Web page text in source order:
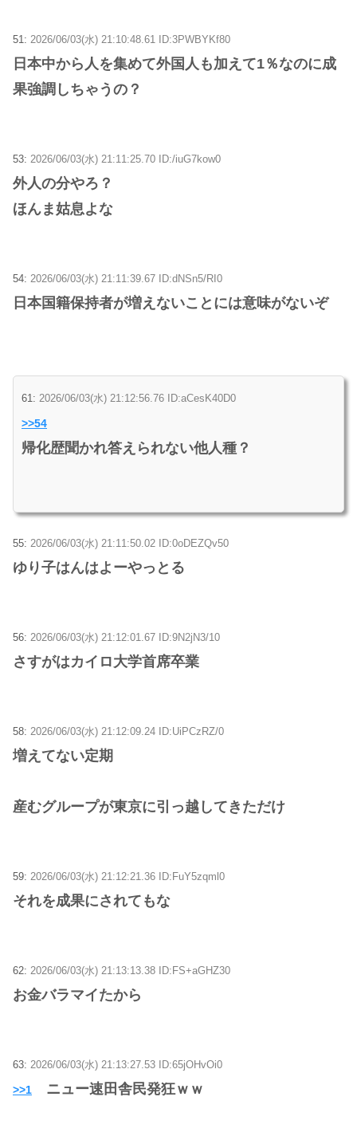
51: 2026/06/03(水) 21:10:48.61 ID:3PWBYKf80
日本中から人を集めて外国人も加えて1％なのに成
果強調しちゃうの？
53: 2026/06/03(水) 21:11:25.70 ID:/iuG7kow0
外人の分やろ？
ほんま姑息よな
54: 2026/06/03(水) 21:11:39.67 ID:dNSn5/RI0
日本国籍保持者が増えないことには意味がないぞ
61: 2026/06/03(水) 21:12:56.76 ID:aCesK40D0
>>54
帰化歴聞かれ答えられない他人種？
55: 2026/06/03(水) 21:11:50.02 ID:0oDEZQv50
ゆり子はんはよーやっとる
56: 2026/06/03(水) 21:12:01.67 ID:9N2jN3/10
さすがはカイロ大学首席卒業
58: 2026/06/03(水) 21:12:09.24 ID:UiPCzRZ/0
増えてない定期
産むグループが東京に引っ越してきただけ
59: 2026/06/03(水) 21:12:21.36 ID:FuY5zqml0
それを成果にされてもな
62: 2026/06/03(水) 21:13:13.38 ID:FS+aGHZ30
お金バラマイたから
63: 2026/06/03(水) 21:13:27.53 ID:65jOHvOi0
>>1 ニュー速田舎民発狂ｗｗ